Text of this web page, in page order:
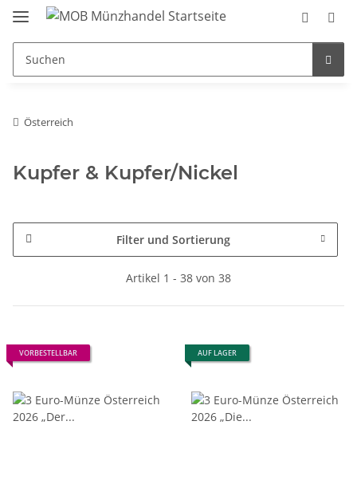
Österreich
Kupfer & Kupfer/Nickel
Filter und Sortierung
Artikel 1 - 38 von 38
VORBESTELLBAR AUF LAGER